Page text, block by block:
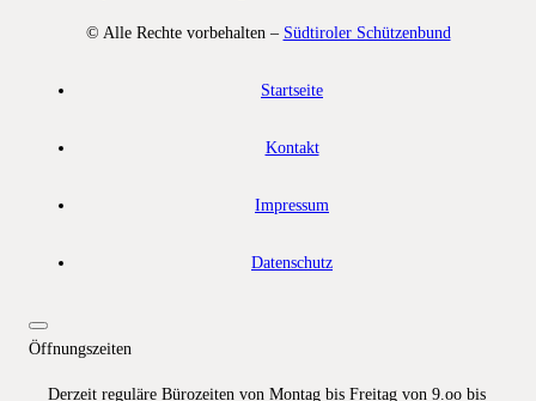
© Alle Rechte vorbehalten – Südtiroler Schützenbund
Startseite
Kontakt
Impressum
Datenschutz
Öffnungszeiten
Derzeit reguläre Bürozeiten von Montag bis Freitag von 9.oo bis